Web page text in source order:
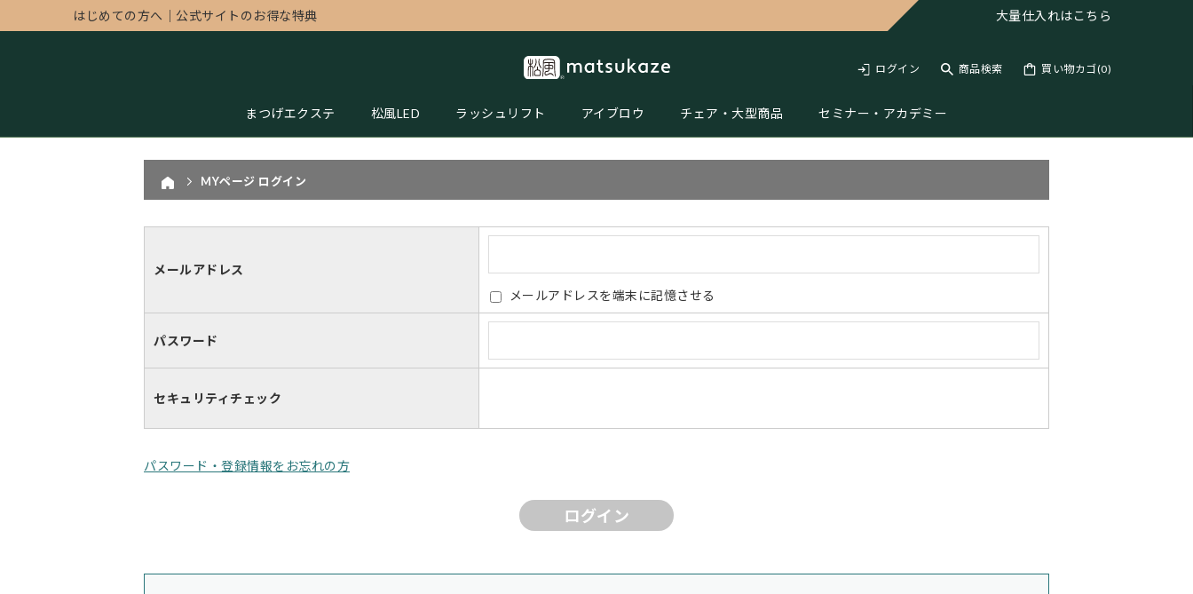
はじめての方へ 公式サイトのお得な特典 大量仕入れはこちら
ログイン 商品検索 買い物カゴ(0)
まつげエクステ 松風LED ラッシュリフト アイブロウ チェア・大型商品 セミナー・アカデミー
MYページ ログイン
メールアドレス
メールアドレスを端末に記憶させる
パスワード
セキュリティチェック
パスワード・登録情報をお忘れの方
ログイン